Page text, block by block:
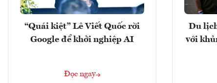
“Quái kiệt” Lê Viết Quốc rời
Google để khởi nghiệp AI
Đọc ngay
Du
với